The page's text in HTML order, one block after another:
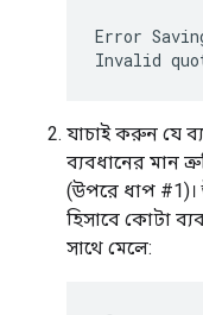
Error
Invalid
যাচাই করুন যে
ব্যবধানের মান
(উপরে ধাপ #1)।
হিসাবে কোটা
সাথে মেলে: